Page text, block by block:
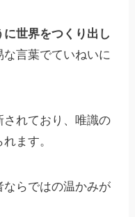
に世界をつくり出し
言葉でていねいに
れており、唯識の
ます。
らではの温かみが